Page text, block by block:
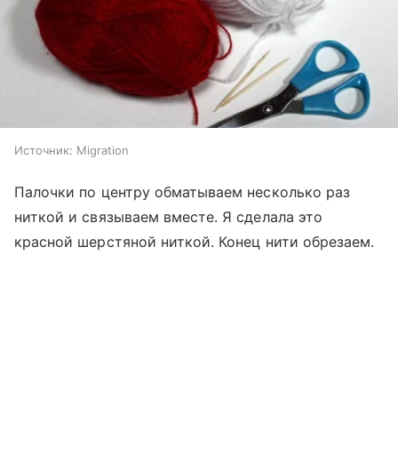
Источник: Migration
Палочки по центру обматываем несколько раз
ниткой и связываем вместе. Я сделала это
красной шерстяной ниткой. Конец нити обрезаем.